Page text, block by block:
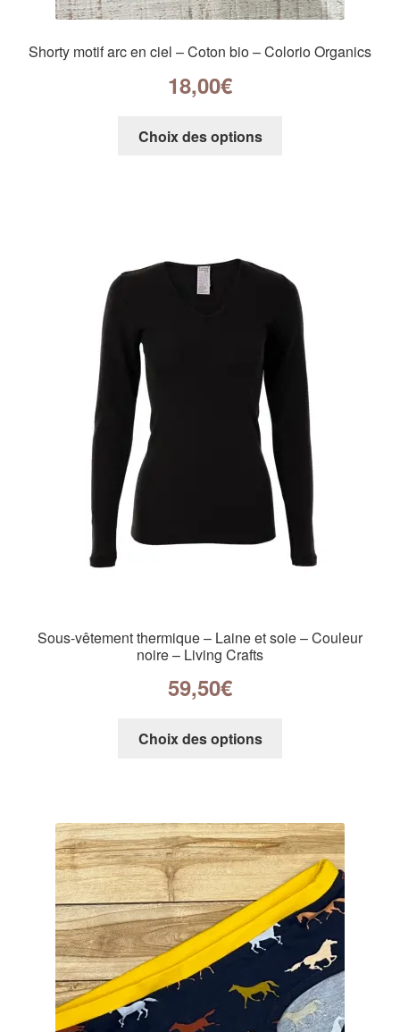
Shorty motif arc en ciel – Coton bio – Colorio Organics
18,00€
Choix des options
Sous-vêtement thermique – Laine et soie – Couleur
noire – Living Crafts
59,50€
Choix des options